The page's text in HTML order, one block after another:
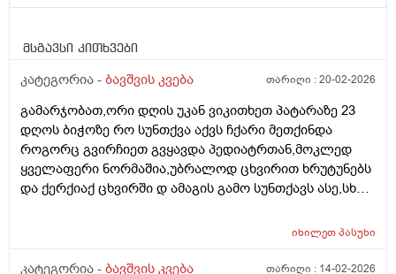
მსგავსი კითხვები
კატეგორია - ბავშვის კვება თარიღი :20-02-2026
გამარჯობათ,ორი დღის უკან ვიკითხეთ პატარაზე 23
დღოს ბიჭოზე რო სუნთქვა აქვს ჩქარი მეთქინდა
როგორც გვირჩიეთ გვყავდა პედიატრთან,მოკლედ
ყველაფერი ნორმაშია,უბრალოდ ცხვირით ხრუტუნებს
და ქერქიაქ ცხვირში დ ამაგის გამო სუნთქავს ასე,სხვა
დღის 4.600 დღეს ავწონეთ,ჭამს სიმილაკ გოლდ 1.
კიდევ უნდა,ამ საღამოთი არაფრით არ დაიძინა,90
იხილეთპასუხი
კატეგორია - ბავშვის კვება თარიღი : 14-02-2026